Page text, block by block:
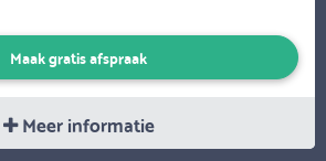
Maak gratis afspraak
Meer informatie